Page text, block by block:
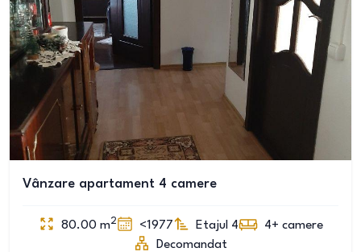
Vânzare apartament 4 camere
80.00 m2 <1977 Etajul 4 4+ camere
Decomandat